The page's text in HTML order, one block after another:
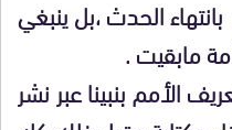
الحدث ،بل ينبغي
مابقيت .
الأمم بنبينا عبر نشر